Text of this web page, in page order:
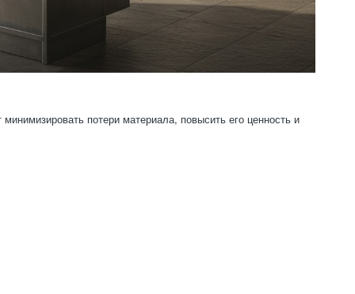
потери материала, повысить его ценность и